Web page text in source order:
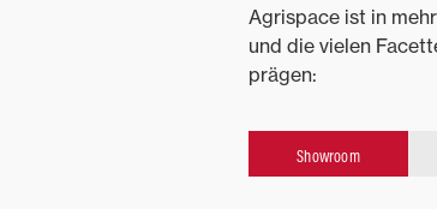
Agrispace ist in
und die vielen
prägen:
Showroom